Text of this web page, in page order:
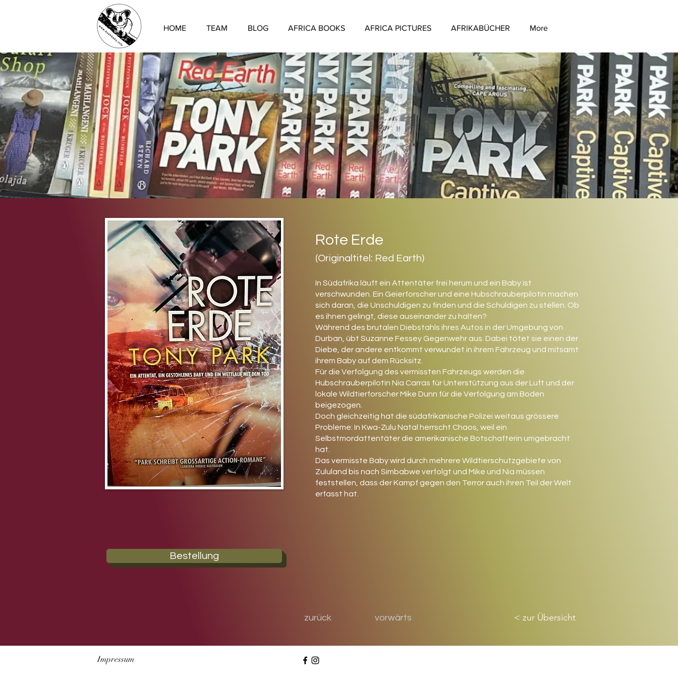
HOME TEAM BLOG AFRICA BOOKS AFRICA PICTURES AFRIKABÜCHER More
Rote Erde
(Originaltitel: Red Earth)
In Südafrika läuft ein Attentäter frei herum und ein Baby ist
verschwunden. Ein Geierforscher und eine Hubschrauberpilotin machen
sich daran, die Unschuldigen zu finden und die Schuldigen zu stellen. Ob
es ihnen gelingt, diese auseinander zu halten?
Während des brutalen Diebstahls ihres Autos in der Umgebung von
Durban, übt Suzanne Fessey Gegenwehr aus. Dabei tötet sie einen der
Diebe, der andere entkommt verwundet in ihrem Fahrzeug und mitsamt
ihrem Baby auf dem Rücksitz.
Für die Verfolgung des vermissten Fahrzeugs werden die
Hubschrauberpilotin Nia Carras für Unterstützung aus der Luft und der
lokale Wildtierforscher Mike Dunn für die Verfolgung am Boden
beigezogen.
Doch gleichzeitig hat die südafrikanische Polizei weitaus grössere
Probleme: In Kwa-Zulu Natal herrscht Chaos, weil ein
Selbstmordattentäter die amerikanische Botschafterin umgebracht
hat.
Das vermisste Baby wird durch mehrere Wildtierschutzgebiete von
Zululand bis nach Simbabwe verfolgt und Mike und Nia müssen
feststellen, dass der Kampf gegen den Terror auch ihren Teil der Welt
erfasst hat.
Bestellung
zurück vorwärts < zur Übersicht
Impressum